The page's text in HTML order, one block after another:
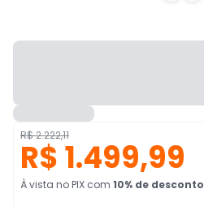
R$ 2.222,11
R$ 1.499,99
À vista no PIX com 10% de desconto